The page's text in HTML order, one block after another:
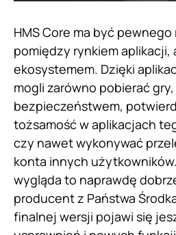
HMS Core ma być
pomiędzy rynkiem aplikacji,
ekosystemem. Dzięki
mogli zarówno pobierać
bezpieczeństwem,
tożsamość w aplikacjach
czy nawet wykonywać
konta innych
wygląda to naprawdę
producent z Państwa
finalnej wersji pojawi się